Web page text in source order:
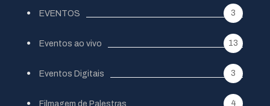
EVENTOS 3
Eventos ao vivo 13
Eventos Digitais 3
Filmagem de Palestras 4